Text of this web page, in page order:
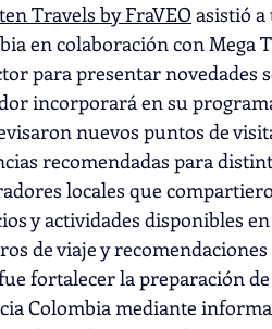
Travels by FraVEO asistió
en colaboración con
para presentar
incorporará en su
nuevos puntos de
recomendadas para
locales que
y actividades disponibles
de viaje y
fortalecer la preparación
Colombia mediante